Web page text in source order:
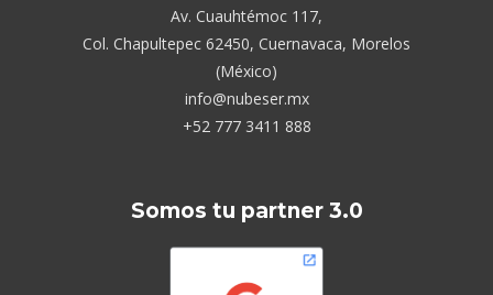
Av. Cuauhtémoc 117,
Col. Chapultepec 62450, Cuernavaca, Morelos
(México)
info@nubeser.mx
+52 777 3411 888
Somos tu partner 3.0